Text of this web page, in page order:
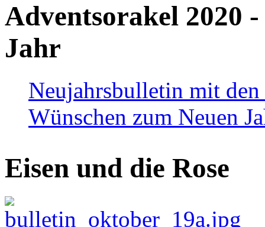
Adventsorakel 2020
Jahr
Neujahrsbulletin mit den
Wünschen zum Neuen
Eisen und die Rose